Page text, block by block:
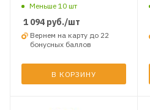
Меньше 10 шт
1 094 руб./шт
Вернем на карту до 22
бонусных баллов
В КОРЗИНУ